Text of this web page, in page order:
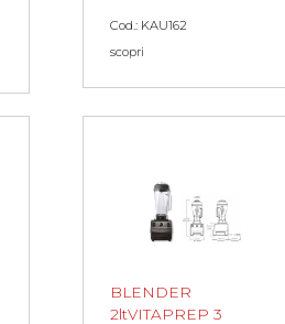
Cod.: KAU162
scopri
BLENDER
2ltVITAPREP 3